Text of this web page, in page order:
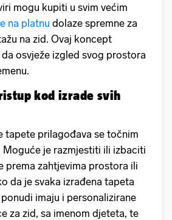
mogu kupiti u svim većim
na platnu dolaze spremne za
na zid. Ovaj koncept
osvježe izgled svog prostora
kod izrade svih
tapete prilagođava se točnim
Moguće je razmjestiti ili izbaciti
prema zahtjevima prostora ili
da je svaka izrađena tapeta
imaju i personalizirane
za zid, sa imenom djeteta, te